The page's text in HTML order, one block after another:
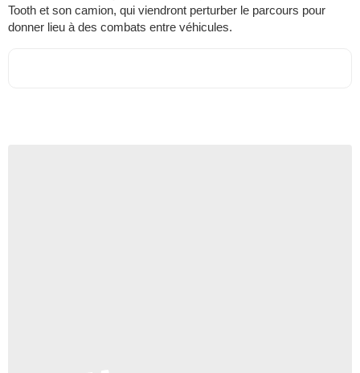
Tooth et son camion, qui viendront perturber le parcours pour
donner lieu à des combats entre véhicules.